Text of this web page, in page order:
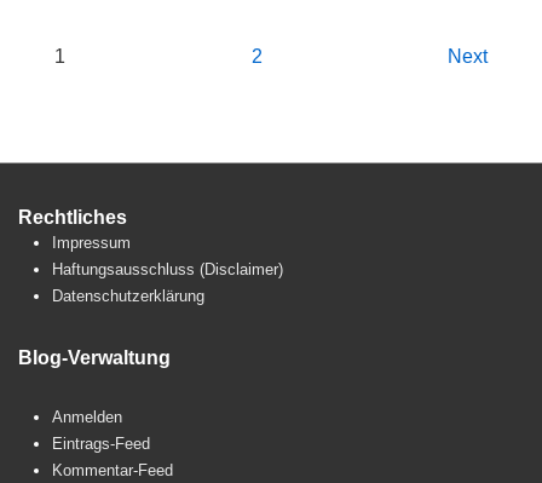
Seitennummerierung
1 2 Next
Rechtliches
Impressum
Haftungsausschluss (Disclaimer)
Datenschutzerklärung
Blog-Verwaltung
Anmelden
Eintrags-Feed
Kommentar-Feed